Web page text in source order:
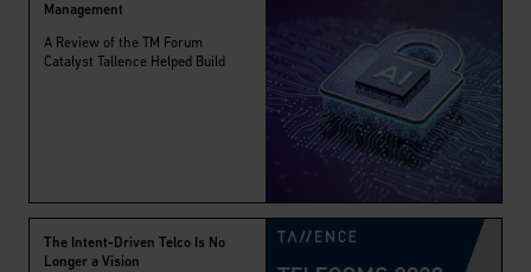
Management
A Review of the TM Forum
Catalyst Tallence Helped Build
The Intent-Driven Telco Is No
Longer a Vision